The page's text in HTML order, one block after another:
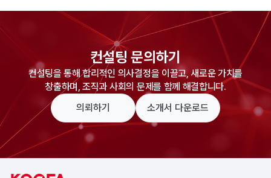
컨설팅 문의하기
컨설팅을 통해 합리적인 의사결정을 이끌고, 새로운 가치를
창출하며, 조직과 사회의 문제를 함께 해결합니다.
의뢰하기
소개서 다운로드